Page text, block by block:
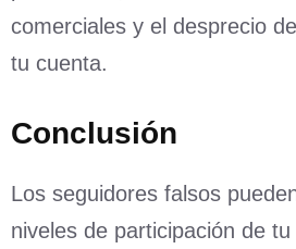
comerciales y el desprecio
tu cuenta.
Conclusión
Los seguidores falsos
niveles de participación de